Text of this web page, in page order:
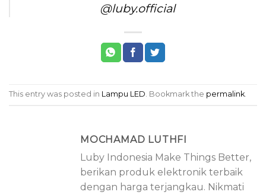
@luby.official
This entry was posted in Lampu LED. Bookmark the permalink.
MOCHAMAD LUTHFI
Luby Indonesia Make Things Better,
berikan produk elektronik terbaik
dengan harga terjangkau. Nikmati